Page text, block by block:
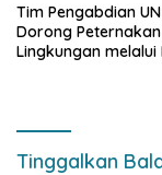
Tim Pengabdian
Dorong
Lingkungan melalui
Tinggalkan